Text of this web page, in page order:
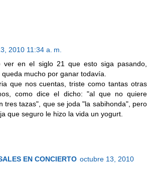
2010 11:34 a. m.
ver en el siglo 21 que esto siga pasando,
mucho por ganar todavía.
que nos cuentas, triste como tantas otras
como dice el dicho: "al que no quiere
tres tazas", que se joda "la sabihonda", pero
que seguro le hizo la vida un yogurt.
EN CONCIERTO octubre 13, 2010